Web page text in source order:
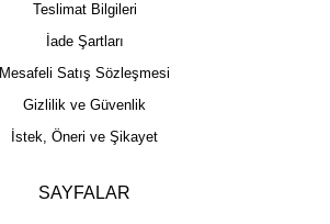
Teslimat Bilgileri
İade Şartları
Mesafeli Satış Sözleşmesi
Gizlilik ve Güvenlik
İstek, Öneri ve Şikayet
SAYFALAR